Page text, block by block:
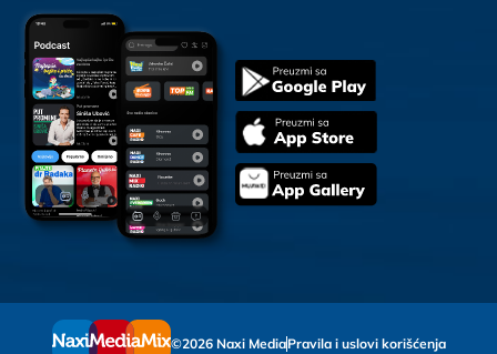
©2026 Naxi MediaPravila i uslovi korišćenja